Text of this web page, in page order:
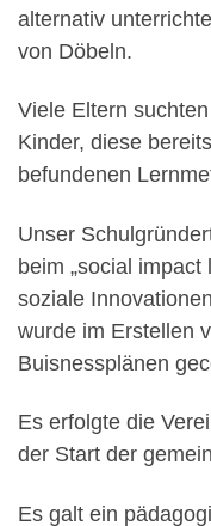
alternativ
von Döbeln.
Viele Eltern
Kinder, diese
befundenen
Unser
beim „social impact
soziale
wurde im Erstellen
Buisnessplänen
Es erfolgte die
der Start der
Es galt ein